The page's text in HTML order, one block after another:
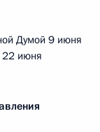
Думой 9 июня
22 июня